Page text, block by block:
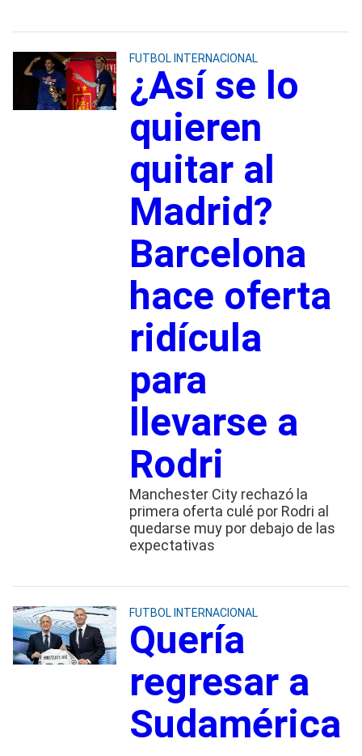
FUTBOL INTERNACIONAL
¿Así se lo
quieren
quitar al
Madrid?
Barcelona
hace oferta
ridícula
para
llevarse a
Rodri
Manchester City rechazó la
primera oferta culé por Rodri al
quedarse muy por debajo de las
expectativas
FUTBOL INTERNACIONAL
Quería
regresar a
Sudamérica